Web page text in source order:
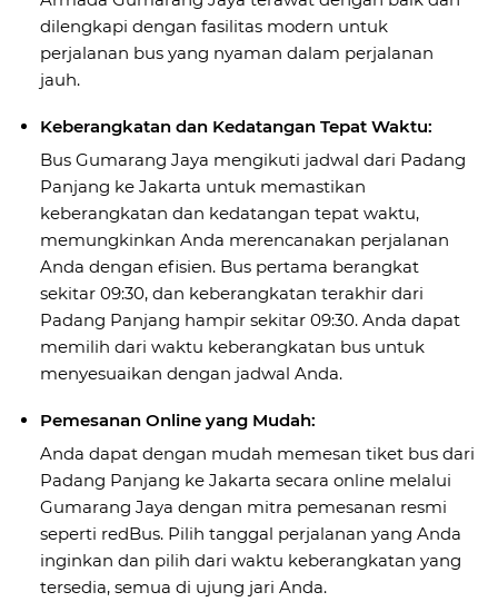
dilengkapi dengan fasilitas modern untuk
perjalanan bus yang nyaman dalam perjalanan
jauh.
Keberangkatan dan Kedatangan Tepat Waktu:
Bus Gumarang Jaya mengikuti jadwal dari Padang
Panjang ke Jakarta untuk memastikan
keberangkatan dan kedatangan tepat waktu,
memungkinkan Anda merencanakan perjalanan
Anda dengan efisien. Bus pertama berangkat
sekitar 09:30, dan keberangkatan terakhir dari
Padang Panjang hampir sekitar 09:30. Anda dapat
memilih dari waktu keberangkatan bus untuk
menyesuaikan dengan jadwal Anda.
Pemesanan Online yang Mudah:
Anda dapat dengan mudah memesan tiket bus dari
Padang Panjang ke Jakarta secara online melalui
Gumarang Jaya dengan mitra pemesanan resmi
seperti redBus. Pilih tanggal perjalanan yang Anda
inginkan dan pilih dari waktu keberangkatan yang
tersedia, semua di ujung jari Anda.